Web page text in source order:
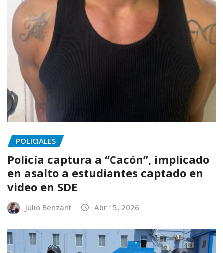
POLICIALES
Policía captura a “Cacón”, implicado
en asalto a estudiantes captado en
video en SDE
Julio Benzant Abr 15, 2026